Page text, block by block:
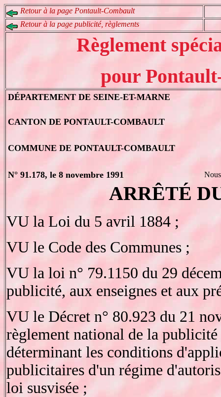
Retour à la page Pontault-Combault
Retour à la page publicité, règlements
Règlement
pour
DÉPARTEMENT DE SEINE-ET-MARNE
CANTON DE PONTAULT-COMBAULT
COMMUNE DE PONTAULT-COMBAULT
N° 91.178, le 8 novembre 1991
ARRÊTÉ
VU la Loi du 5 avril 1884 ;
VU le Code des Communes ;
VU la loi n° 79.1150 du 29
publicité, aux enseignes et aux
VU le Décret n° 80.923 du 21
règlement national de la
déterminant les conditions
publicitaires d'un régime
loi susvisée ;